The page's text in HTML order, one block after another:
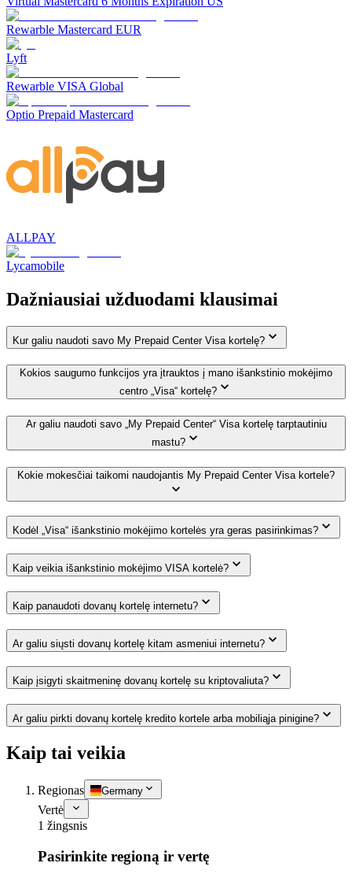
Rewarble Mastercard EUR
Lyft
Rewarble VISA Global
Optio Prepaid Mastercard
ALLPAY
Lycamobile
Dažniausiai užduodami klausimai
Kur galiu naudoti savo My Prepaid Center Visa kortelę?
Kokios saugumo funkcijos yra įtrauktos į mano išankstinio mokėjimo
centro „Visa“ kortelę?
Ar galiu naudoti savo „My Prepaid Center“ Visa kortelę tarptautiniu
mastu?
Kokie mokesčiai taikomi naudojantis My Prepaid Center Visa kortele?
Kodėl „Visa“ išankstinio mokėjimo kortelės yra geras pasirinkimas?
Kaip veikia išankstinio mokėjimo VISA kortelė?
Kaip panaudoti dovanų kortelę internetu?
Ar galiu siųsti dovanų kortelę kitam asmeniui internetu?
Kaip įsigyti skaitmeninę dovanų kortelę su kriptovaliuta?
Ar galiu pirkti dovanų kortelę kredito kortele arba mobiliąja pinigine?
Kaip tai veikia
Regionas Germany
Vertė
1 žingsnis
Pasirinkite regioną ir vertę